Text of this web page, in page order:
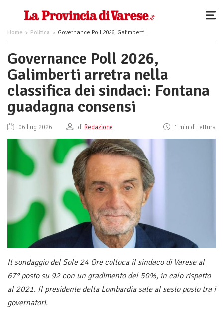
Home Politica Governance Poll 2026, Galimberti arretra nella classifica dei sindaci: Fontana guadagna consensi
Governance Poll 2026,
Galimberti arretra nella
classifica dei sindaci: Fontana
guadagna consensi
06 Lug 2026 di Redazione 1 min di lettura
Il sondaggio del Sole 24 Ore colloca il sindaco di Varese al
67° posto su 92 con un gradimento del 50%, in calo rispetto
al 2021. Il presidente della Lombardia sale al sesto posto tra i
governatori.